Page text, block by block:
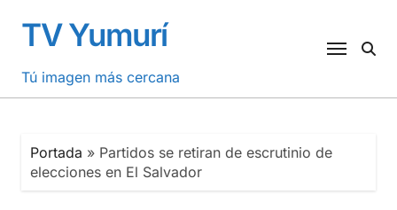
contenido
TV Yumurí
Tú imagen más cercana
Portada » Partidos se retiran de escrutinio de
elecciones en El Salvador